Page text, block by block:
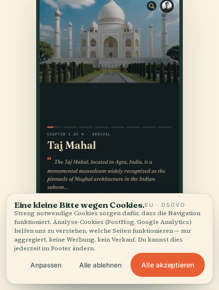
Eine kleine Bitte wegen Cookies.EU · DSGVO
Streng notwendige Cookies sorgen dafür, dass die Navigation
funktioniert. Analyse-Cookies (PostHog, Google Analytics)
helfen uns zu verstehen, welche Seiten funktionieren — nur
aggregiert, keine Werbung, kein Verkauf. Du kannst dies
jederzeit im Footer ändern.
Anpassen Alle ablehnen Alle akzeptieren